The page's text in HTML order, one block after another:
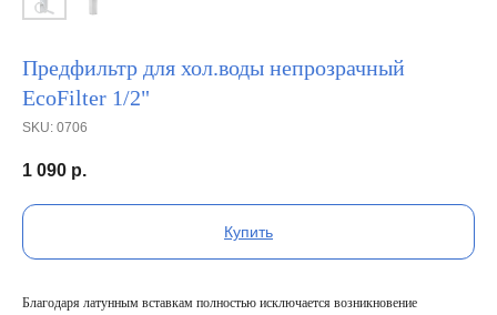
Предфильтр для хол.воды непрозрачный
EcoFilter 1/2"
SKU: 0706
1 090 р.
Купить
Благодаря латунным вставкам полностью исключается возникновение